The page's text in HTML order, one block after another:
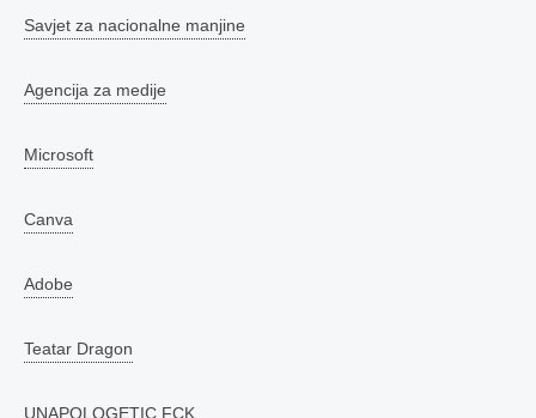
Savjet za nacionalne manjine
Agencija za medije
Microsoft
Canva
Adobe
Teatar Dragon
UNAPOLOGETIC.FCK